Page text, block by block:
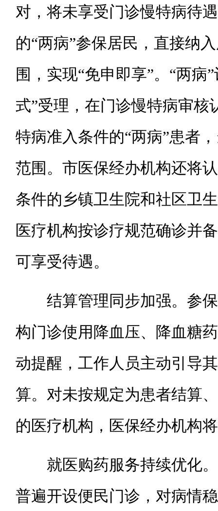
对，将未享受门诊慢特病待
的“两病”参保居民，直接纳
围，实现“免申即享”。“两病
式”受理，在门诊慢特病审核
特病准入条件的“两病”患者
范围。市医保经办机构还将
条件的乡镇卫生院和社区卫
医疗机构按诊疗规范确诊并
可享受待遇。
结算管理同步加强。参保
构门诊使用降血压、降血糖
动提醒，工作人员主动引导
算。对未按规定为患者结算
的医疗机构，医保经办机构
就医购药服务持续优化。
普遍开设便民门诊，对病情